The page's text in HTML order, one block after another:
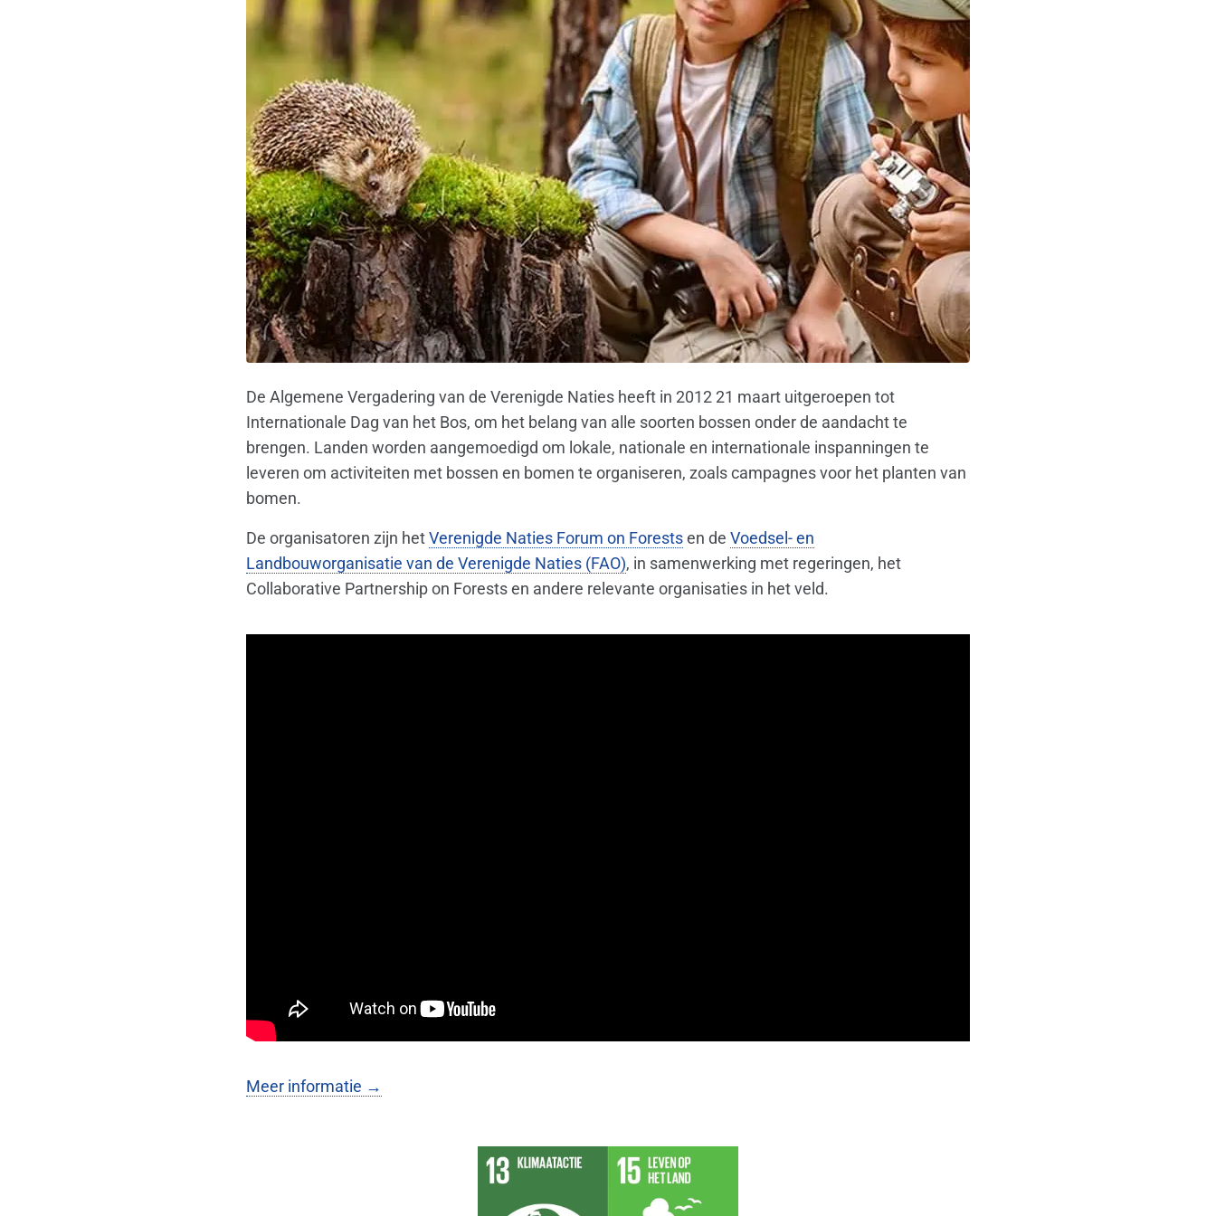
De Algemene Vergadering van de Verenigde Naties heeft in 2012 21 maart uitgeroepen tot
Internationale Dag van het Bos, om het belang van alle soorten bossen onder de aandacht te
brengen. Landen worden aangemoedigd om lokale, nationale en internationale inspanningen te
leveren om activiteiten met bossen en bomen te organiseren, zoals campagnes voor het planten van
bomen.
De organisatoren zijn hetVerenigde Naties Forum on Forestsen de Voedsel- en
Landbouworganisatie van de Verenigde Naties (FAO), in samenwerking met regeringen, het
Collaborative Partnership on Forests en andere relevante organisaties in het veld.
Meer informatie →